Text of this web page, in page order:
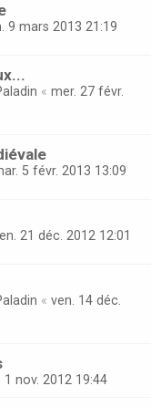
9 mars 2013 21:19
« mer. 27 févr.
5 févr. 2013 13:09
21 déc. 2012 12:01
« ven. 14 déc.
1 nov. 2012 19:44